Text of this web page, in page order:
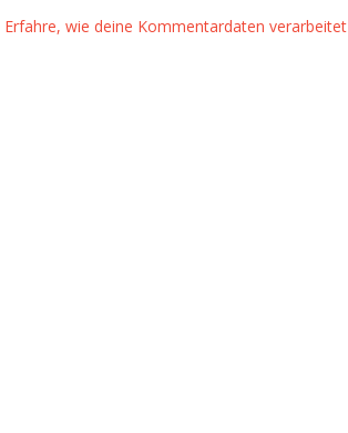
Erfahre, wie deine Kommentardaten verarbeitet